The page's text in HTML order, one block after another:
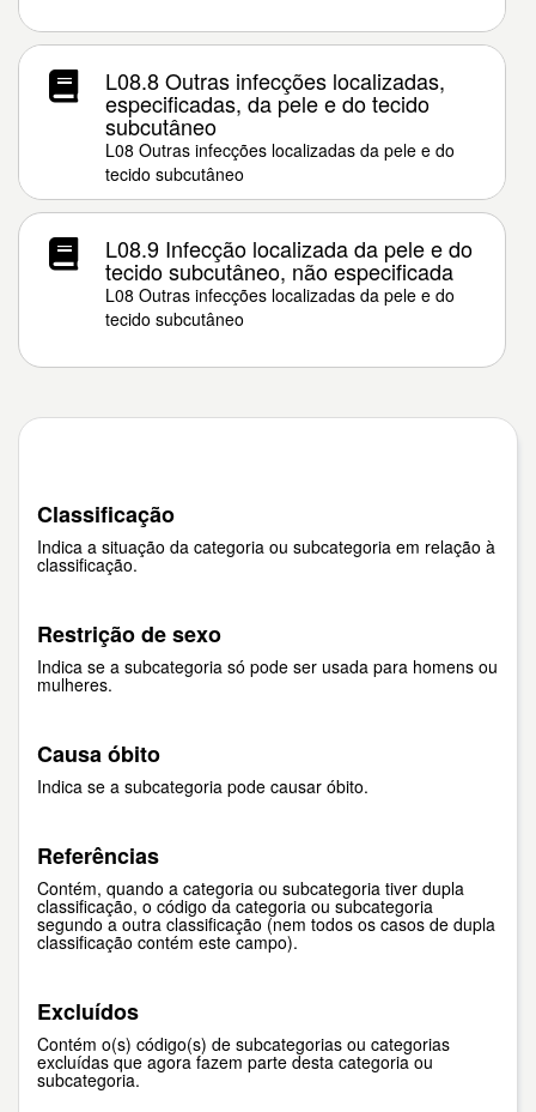
L08.8 Outras infecções localizadas,
especificadas, da pele e do tecido
subcutâneo
L08 Outras infecções localizadas da pele e do
tecido subcutâneo
L08.9 Infecção localizada da pele e do
tecido subcutâneo, não especificada
L08 Outras infecções localizadas da pele e do
tecido subcutâneo
Classificação
Indica a situação da categoria ou subcategoria em relação à
classificação.
Restrição de sexo
Indica se a subcategoria só pode ser usada para homens ou
mulheres.
Causa óbito
Indica se a subcategoria pode causar óbito.
Referências
Contém, quando a categoria ou subcategoria tiver dupla
classificação, o código da categoria ou subcategoria
segundo a outra classificação (nem todos os casos de dupla
classificação contém este campo).
Excluídos
Contém o(s) código(s) de subcategorias ou categorias
excluídas que agora fazem parte desta categoria ou
subcategoria.